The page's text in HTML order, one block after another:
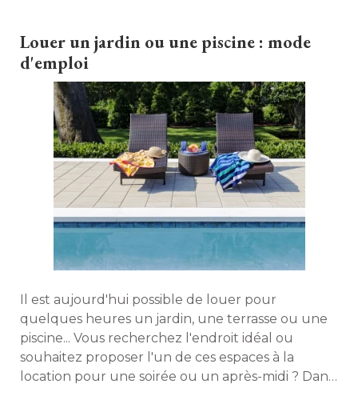
Louer un jardin ou une piscine : mode
d'emploi
Il est aujourd'hui possible de louer pour
quelques heures un jardin, une terrasse ou une
piscine... Vous recherchez l'endroit idéal ou
souhaitez proposer l'un de ces espaces à la
location pour une soirée ou un après-midi ? Dans